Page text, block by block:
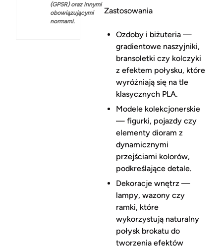
(GPSR) oraz innymi
obowiązującymi
normami.
Zastosowania
Ozdoby i biżuteria —
gradientowe naszyjniki,
bransoletki czy kolczyki
z efektem połysku, które
wyróżniają się na tle
klasycznych PLA.
Modele kolekcjonerskie
— figurki, pojazdy czy
elementy dioram z
dynamicznymi
przejściami kolorów,
podkreślające detale.
Dekoracje wnętrz —
lampy, wazony czy
ramki, które
wykorzystują naturalny
połysk brokatu do
tworzenia efektów